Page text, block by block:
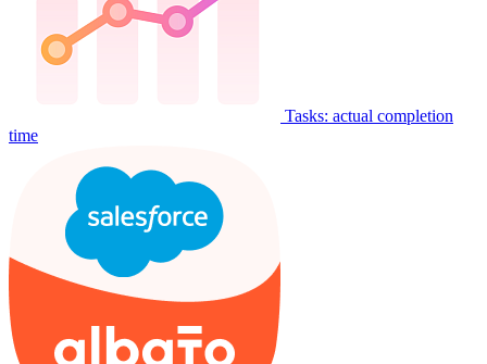
Tasks: actual completion
time